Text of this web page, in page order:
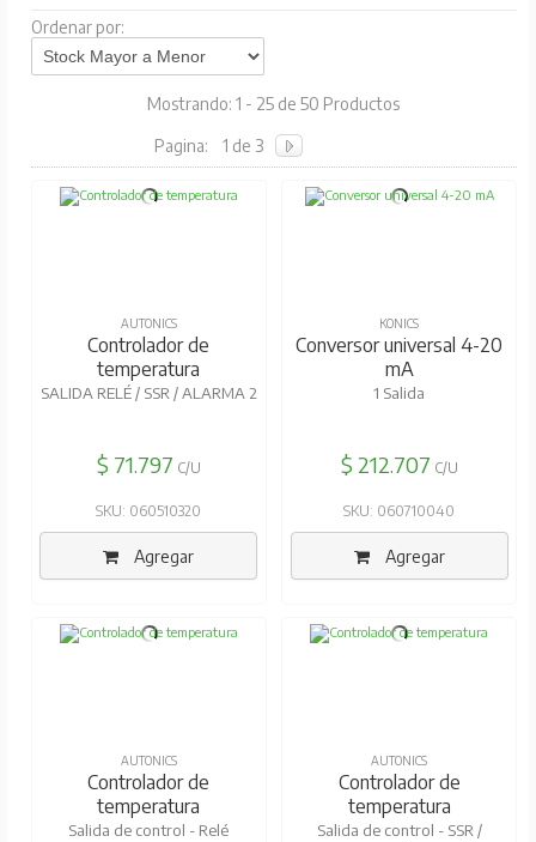
Ordenar por:
Mostrando: 1 - 25 de 50 Productos
Pagina: 1 de 3
AUTONICS
Controlador de
temperatura
SALIDA RELÉ / SSR / ALARMA 2
$ 71.797 C/U
SKU: 060510320
Agregar
KONICS
Conversor universal 4-20
mA
1 Salida
$ 212.707 C/U
SKU: 060710040
Agregar
AUTONICS
Controlador de
temperatura
Salida de control - Relé
AUTONICS
Controlador de
temperatura
Salida de control - SSR /